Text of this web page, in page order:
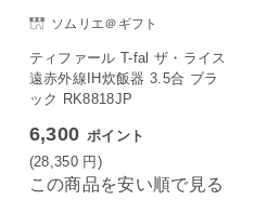
ソムリエ＠ギフト
ティファール T-fal ザ・ライス
遠赤外線IH炊飯器 3.5合 ブラ
ック RK8818JP
6,300 ポイント
(28,350 円)
この商品を安い順で見る